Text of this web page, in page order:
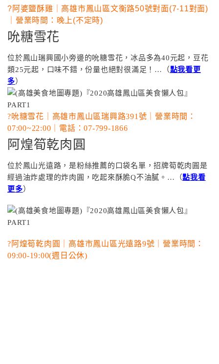
?阿婆鹽酥雞｜ 高雄市鳳山區文衡路50號對面(7-11對面)
｜營業時間：晚上(不定時)
吮糖雪花
位於鳳山瑞興國小旁邊的吮糖雪花，冰品多為40元起，豆花
類25元起，口味不錯，份量也絕對很滿足！…（點我看更
多）
?吮糖雪花｜ 高雄市鳳山區瑞興路391號｜營業時間：
07:00~22:00｜電話：07-799-1866
阿煌筍乾肉圓
位於鳳山光遠路 ， 是粉絲推薦的口袋名單，招牌筍乾肉圓是
經過油炸處理的炸肉圓，吃起來酥脆Q不油膩。…（點我看
更多）
?阿煌筍乾肉圓｜高雄市鳳山區光遠路9號｜營業時間：
09:00-19:00(週日公休)